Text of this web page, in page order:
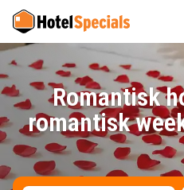
Romantisk
romantisk